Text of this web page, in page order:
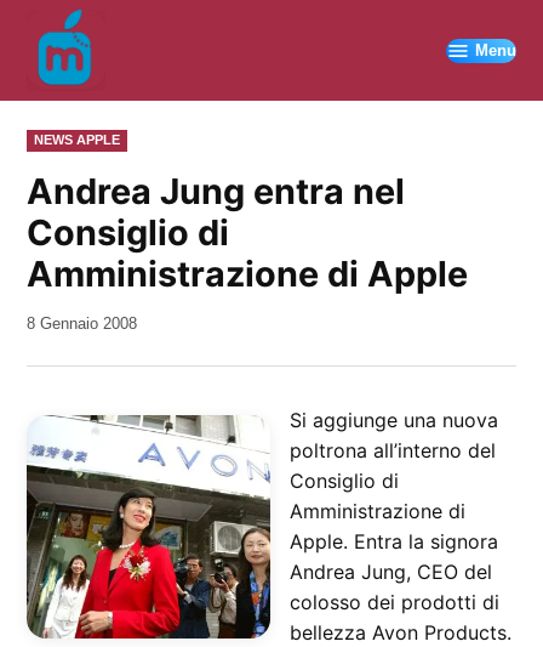
contenuto
Menu
PUBBLICATO
IN
NEWS APPLE
Andrea Jung entra nel
Consiglio di
Amministrazione di Apple
da
8 Gennaio 2008
Si aggiunge una nuova
poltrona all’interno del
Consiglio di
Amministrazione di
Apple. Entra la signora
Andrea Jung, CEO del
colosso dei prodotti di
bellezza Avon Products.